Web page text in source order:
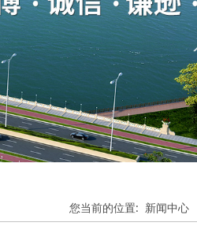
您当前的位置: 新闻中心